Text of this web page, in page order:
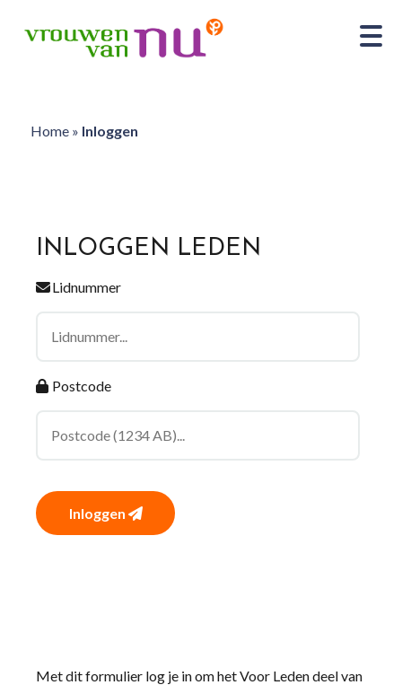
Home» Inloggen
INLOGGEN LEDEN
Lidnummer
Postcode
Inloggen
Met dit formulier log je in om het Voor Leden deel van